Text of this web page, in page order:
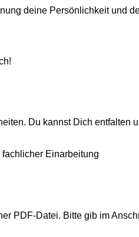
deine Persönlichkeit und
Du kannst Dich
Einarbeitung
PDF-Datei. Bitte gib im